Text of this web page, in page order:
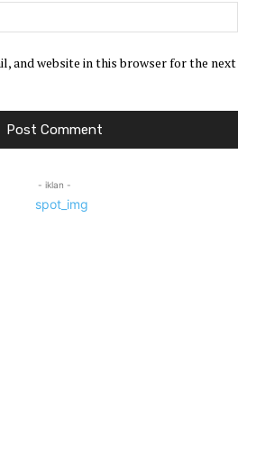
and website in this browser for the next
- iklan -